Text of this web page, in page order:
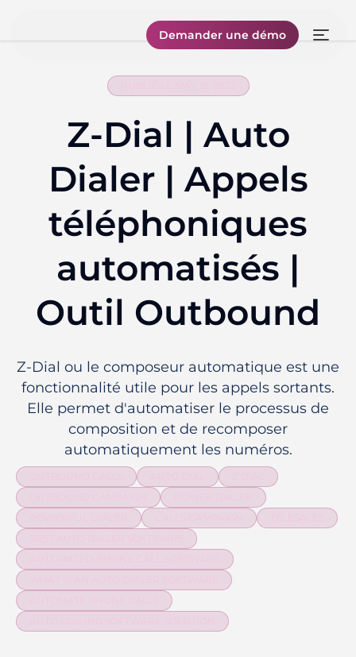
Demander une démo
Z-Dial | Auto
Dialer | Appels
téléphoniques
automatisés |
Outil Outbound
Z-Dial ou le composeur automatique est une
fonctionnalité utile pour les appels sortants.
Elle permet d'automatiser le processus de
composition et de recomposer
automatiquement les numéros.